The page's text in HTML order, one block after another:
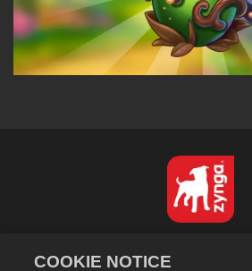
COOKIE NOTICE